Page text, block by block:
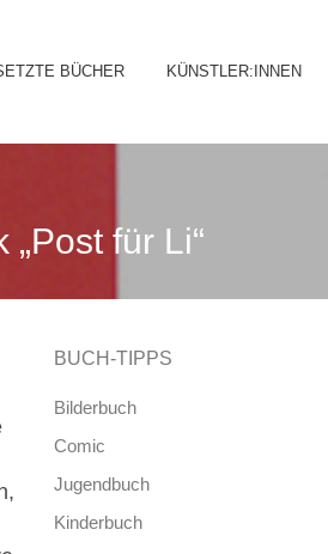
Skip
BÜCHER KÜNSTLER:INNEN
für Li“
BUCH-TIPPS
Bilderbuch
Comic
Jugendbuch
Kinderbuch